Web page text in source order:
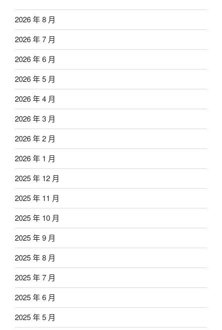
2026 年 8 月
2026 年 7 月
2026 年 6 月
2026 年 5 月
2026 年 4 月
2026 年 3 月
2026 年 2 月
2026 年 1 月
2025 年 12 月
2025 年 11 月
2025 年 10 月
2025 年 9 月
2025 年 8 月
2025 年 7 月
2025 年 6 月
2025 年 5 月